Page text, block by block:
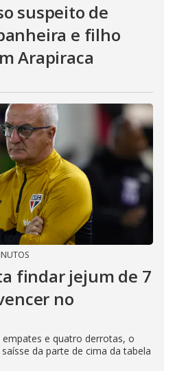
suspeito de
e filho
Arapiraca
findar jejum de 7
no
e quatro derrotas, o
da parte de cima da tabela